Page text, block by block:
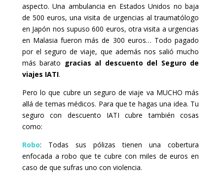
aspecto. Una ambulancia en Estados Unidos no baja
de 500 euros, una visita de urgencias al traumatólogo
en Japón nos supuso 600 euros, otra visita a urgencias
en Malasia fueron más de 300 euros… Todo pagado
por el seguro de viaje, que además nos salió mucho
más barato gracias al descuento del Seguro de
viajes IATI.
Pero lo que cubre un seguro de viaje va MUCHO más
allá de temas médicos. Para que te hagas una idea. Tu
seguro con descuento IATI cubre también cosas
como:
Robo: Todas sus pólizas tienen una cobertura
enfocada a robo que te cubre con miles de euros en
caso de que sufras uno con violencia.